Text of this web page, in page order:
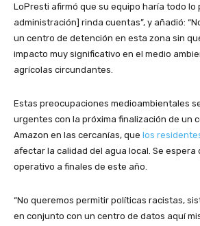
LoPresti afirmó que su equipo haría todo lo
administración] rinda cuentas”, y añadió:
un centro de detención en esta zona sin
impacto muy significativo en el medio
agrícolas circundantes.
Estas preocupaciones medioambientales
urgentes con la próxima finalización de un
Amazon en las cercanías, que los
afectar la calidad del agua local. Se espera
operativo a finales de este año.
“No queremos permitir políticas racistas,
en conjunto con un centro de datos aquí